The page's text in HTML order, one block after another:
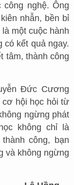
nghệ. Ông
nhẫn, bền bỉ
một cuộc hành
có kết quả ngay.
tâm, thành công
Đức Cương
cơ hội học hỏi từ
ngừng phát
không chỉ là
công, bạn
và không ngừng